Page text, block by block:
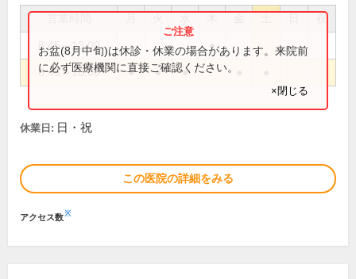
祝
8:45～13:00 ●
8:45～18:00 ● ● ●
お盆(8月中旬)は休診・休業の場合があります。来院前
に必ず医療機関に直接ご確認ください。
×閉じる
休業日: 日・祝
この医院の詳細をみる
アクセス数※